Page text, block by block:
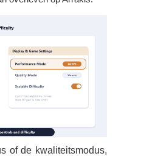
of de kwaliteitsmodus,